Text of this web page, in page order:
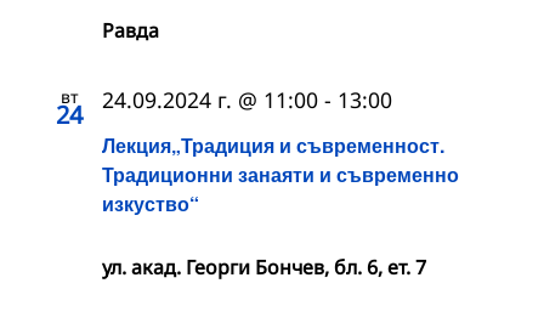
Равда
вт
24
Лекция„Традиция и съвременност.
Традиционни занаяти и съвременно
изкуство“
24.09.2024 г. @ 11:00 - 13:00
ул. акад. Георги Бончев, бл. 6, ет. 7